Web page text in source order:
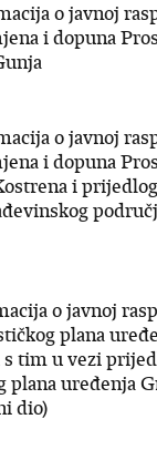
o javnoj
i dopuna
o javnoj
i dopuna
i
o javnoj
plana
s tim u vezi
plana uređenja
dio)